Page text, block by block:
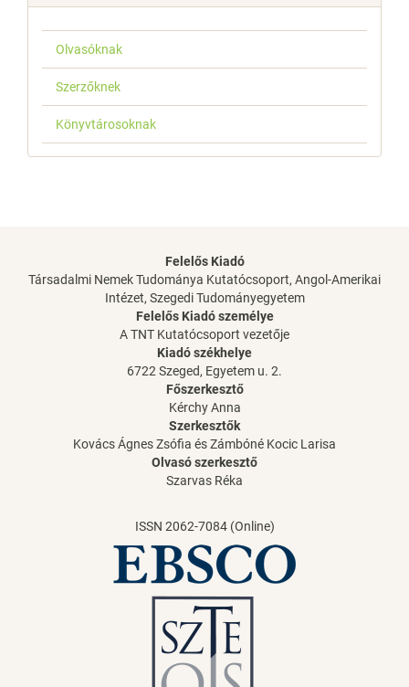
Olvasóknak
Szerzőknek
Könyvtárosoknak
Felelős Kiadó
Társadalmi Nemek Tudománya Kutatócsoport, Angol-Amerikai
Intézet, Szegedi Tudományegyetem
Felelős Kiadó személye
A TNT Kutatócsoport vezetője
Kiadó székhelye
6722 Szeged, Egyetem u. 2.
Főszerkesztő
Kérchy Anna
Szerkesztők
Kovács Ágnes Zsófia és Zámbóné Kocic Larisa
Olvasó szerkesztő
Szarvas Réka
ISSN 2062-7084 (Online)